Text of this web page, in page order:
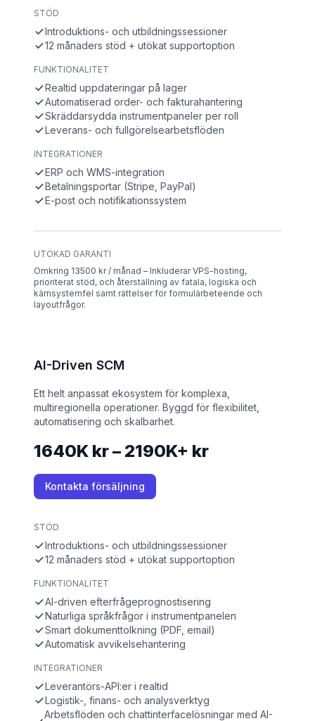
STÖD
Introduktions- och utbildningssessioner
12 månaders stöd + utökat supportoption
FUNKTIONALITET
Realtid uppdateringar på lager
Automatiserad order- och fakturahantering
Skräddarsydda instrumentpaneler per roll
Leverans- och fullgörelsearbetsflöden
INTEGRATIONER
ERP och WMS-integration
Betalningsportar (Stripe, PayPal)
E-post och notifikationssystem
UTÖKAD GARANTI
Omkring 13500 kr / månad – Inkluderar VPS-hosting,
prioriterat stöd, och återställning av fatala, logiska och
kärnsystemfel samt rättelser för formulärbeteende och
layoutfrågor.
AI-Driven SCM
Ett helt anpassat ekosystem för komplexa,
multiregionella operationer. Byggd för flexibilitet,
automatisering och skalbarhet.
1640K kr – 2190K+ kr
Kontakta försäljning
STÖD
Introduktions- och utbildningssessioner
12 månaders stöd + utökat supportoption
FUNKTIONALITET
AI-driven efterfrågeprognostisering
Naturliga språkfrågor i instrumentpanelen
Smart dokumenttolkning (PDF, email)
Automatisk avvikelsehantering
INTEGRATIONER
Leverantörs-API:er i realtid
Logistik-, finans- och analysverktyg
Arbetsflöden och chattinterfacelösningar med AI-